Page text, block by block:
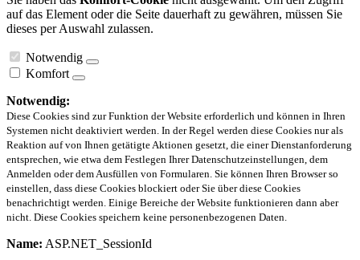
auf das Element oder die Seite dauerhaft zu gewähren, müssen Sie
dieses per Auswahl zulassen.
Notwendig
Komfort
Notwendig:
Diese Cookies sind zur Funktion der Website erforderlich und können in Ihren
Systemen nicht deaktiviert werden. In der Regel werden diese Cookies nur als
Reaktion auf von Ihnen getätigte Aktionen gesetzt, die einer Dienstanforderung
entsprechen, wie etwa dem Festlegen Ihrer Datenschutzeinstellungen, dem
Anmelden oder dem Ausfüllen von Formularen. Sie können Ihren Browser so
einstellen, dass diese Cookies blockiert oder Sie über diese Cookies
benachrichtigt werden. Einige Bereiche der Website funktionieren dann aber
nicht. Diese Cookies speichern keine personenbezogenen Daten.
Name: ASP.NET_SessionId